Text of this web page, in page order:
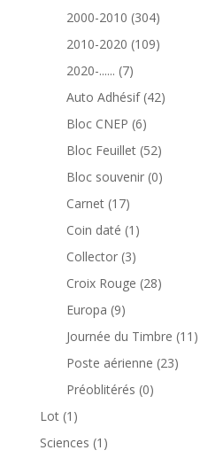
produits
2000-2010 304304
produits
2010-2020 109109
2020-...... 77
produits
Auto Adhésif 4242
Bloc CNEP 66
produits
Bloc Feuillet 5252
produits
Bloc souvenir 00
Carnet 1717
produits
Coin daté 1 1
produit
Collector 33
produits
Croix Rouge 2828
Europa 99
produits
Journée du Timbre 11 11
Poste aérienne 2323
Préoblitérés 00
Lot 1 1
produit
Sciences 1 1